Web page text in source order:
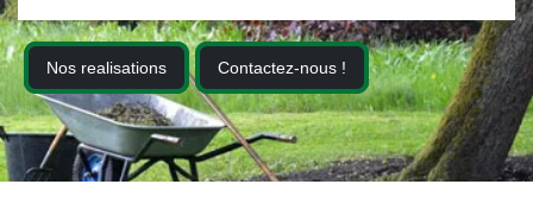
Nos realisations Contactez-nous !